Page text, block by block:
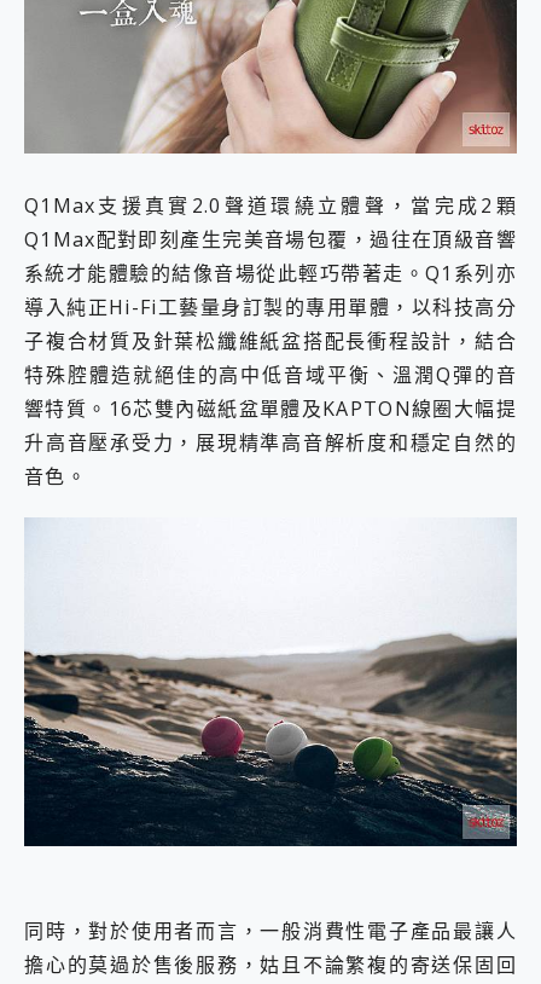
Q1Max支援真實2.0聲道環繞立體聲，當完成2顆
Q1Max配對即刻產生完美音場包覆，過往在頂級音響
系統才能體驗的結像音場從此輕巧帶著走。Q1系列亦
導入純正Hi-Fi工藝量身訂製的專用單體，以科技高分
子複合材質及針葉松纖維紙盆搭配長衝程設計，結合
特殊腔體造就絕佳的高中低音域平衡、溫潤Q彈的音
響特質。16芯雙內磁紙盆單體及KAPTON線圈大幅提
升高音壓承受力，展現精準高音解析度和穩定自然的
音色。
同時，對於使用者而言，一般消費性電子產品最讓人
擔心的莫過於售後服務，姑且不論繁複的寄送保固回